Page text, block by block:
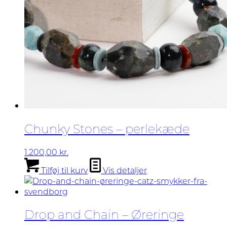
Chunky Stones – perlekæde
1.200,00 kr.
Tilføj til kurv
Vis detaljer
Drop and Chain – Øreringe